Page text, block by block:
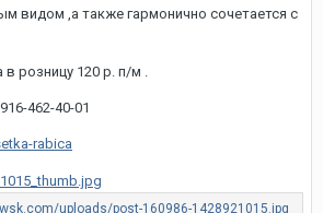
видом ,а также гармонично сочетается с
в розницу 120 р. п/м .
462-40-01
rabica